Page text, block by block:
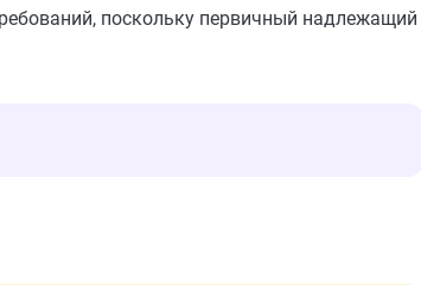
поскольку первичный надлежащий